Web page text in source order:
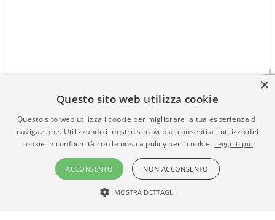
amministrazionicomunali.it è una iniziativa diartemedia.it
© Copyright MMXXIV - P.IVA 05400000724
×
Questo sito web utilizza cookie
Questo sito web utilizza i cookie per migliorare la tua esperienza di
navigazione. Utilizzando il nostro sito web acconsenti all'utilizzo dei
cookie in conformità con la nostra policy per i cookie. Leggi di più
ACCONSENTO NON ACCONSENTO
MOSTRA DETTAGLI